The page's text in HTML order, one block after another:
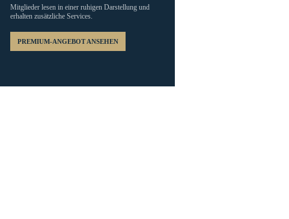
Mitglieder lesen in einer ruhigen Darstellung und
erhalten zusätzliche Services.
PREMIUM-ANGEBOT ANSEHEN